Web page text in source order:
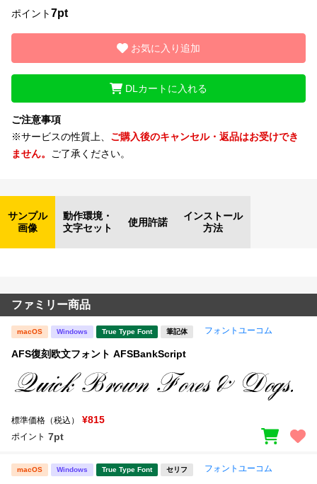
リセット
ポイント7pt
お気に入り追加
DLカートに入れる
ご注意事項
※サービスの性質上、 ご購入後のキャンセル・返品はお受けでき
ません。 ご了承ください。
サンプル
画像
動作環境・
文字セット
使用許諾
インストール
方法
ファミリー商品
macOS Windows True Type Font 筆記体 フォントユーコム
AFS復刻欧文フォント AFSBankScript
標準価格（税込） ¥815
ポイント 7pt
macOS Windows True Type Font セリフ フォントユーコム